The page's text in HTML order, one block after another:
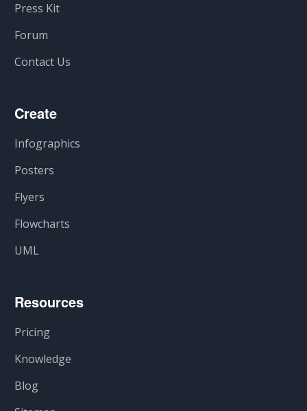
Press Kit
Forum
Contact Us
Create
Infographics
Posters
Flyers
Flowcharts
UML
Resources
Pricing
Knowledge
Blog